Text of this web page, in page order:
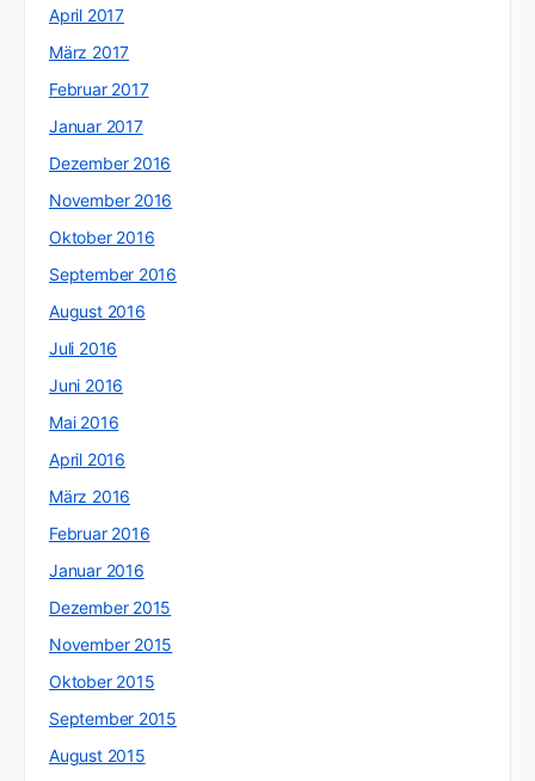
April 2017
März 2017
Februar 2017
Januar 2017
Dezember 2016
November 2016
Oktober 2016
September 2016
August 2016
Juli 2016
Juni 2016
Mai 2016
April 2016
März 2016
Februar 2016
Januar 2016
Dezember 2015
November 2015
Oktober 2015
September 2015
August 2015